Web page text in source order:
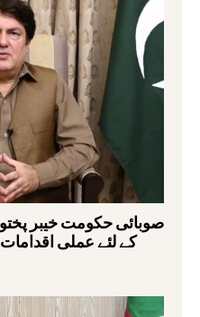
صوبائی حکومت خیبر
کے لئے عملی